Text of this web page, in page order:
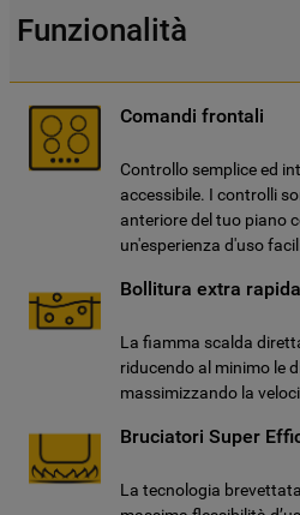
Funzionalità
Comandi frontali
Controllo semplice ed
accessibile. I controlli
anteriore del tuo piano
un'esperienza d'uso
Bollitura extra rapida
La fiamma scalda
riducendo al minimo le
massimizzando la
Bruciatori Super
La tecnologia